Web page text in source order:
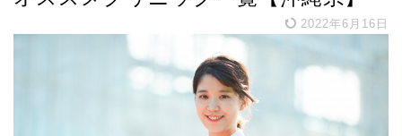
2022年6月16日